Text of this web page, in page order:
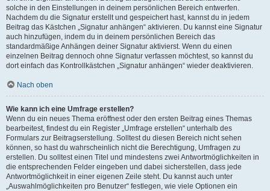
solche in den Einstellungen in deinem persönlichen Bereich entwerfen.
Nachdem du die Signatur erstellt und gespeichert hast, kannst du in jedem
Beitrag das Kästchen „Signatur anhängen“ aktivieren. Du kannst eine Signatur
auch hinzufügen, indem du in deinem persönlichen Bereich das
standardmäßige Anhängen deiner Signatur aktivierst. Wenn du einen
einzelnen Beitrag dennoch ohne Signatur verfassen möchtest, so kannst du
dort einfach das Kontrollkästchen „Signatur anhängen“ wieder deaktivieren.
Nach oben
Wie kann ich eine Umfrage erstellen?
Wenn du ein neues Thema eröffnest oder den ersten Beitrag eines Themas
bearbeitest, findest du ein Register „Umfrage erstellen“ unterhalb des
Formulars zur Beitragserstellung. Solltest du diesen Bereich nicht sehen
können, so hast du wahrscheinlich nicht die Berechtigung, Umfragen zu
erstellen. Du solltest einen Titel und mindestens zwei Antwortmöglichkeiten in
die entsprechenden Felder eingeben und dabei sicherstellen, dass jede
Antwortmöglichkeit in einer eigenen Zeile steht. Du kannst auch unter
„Auswahlmöglichkeiten pro Benutzer“ festlegen, wie viele Optionen ein